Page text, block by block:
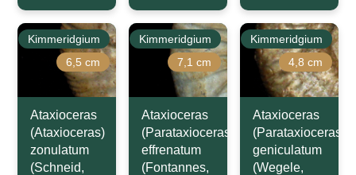
Kimmeridgium
6,5 cm
Ataxioceras
(Ataxioceras)
zonulatum
(Schneid,
Kimmeridgium
7,1 cm
Ataxioceras
(Parataxioceras)
effrenatum
(Fontannes,
Kimmeridgium
4,8 cm
Ataxioceras
(Parataxioceras)
geniculatum
(Wegele,